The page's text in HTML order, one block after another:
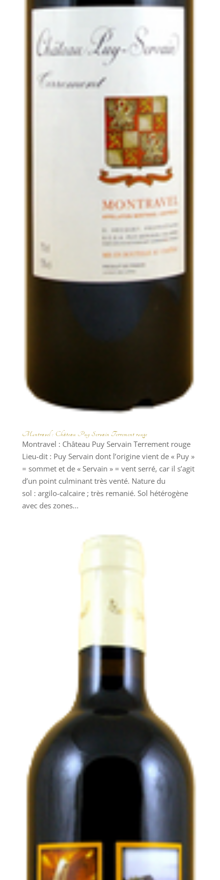
Montravel : Château Puy Servain Terrement rouge
Montravel : Château Puy Servain Terrement rouge
Lieu-dit : Puy Servain dont l’origine vient de « Puy »
= sommet et de « Servain » = vent serré, car il s’agit
d’un point culminant très venté. Nature du
sol : argilo-calcaire ; très remanié. Sol hétérogène
avec des zones...